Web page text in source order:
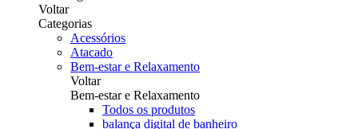
Voltar
Categorias
Acessórios
Atacado
Bem-estar e Relaxamento
Voltar
Bem-estar e Relaxamento
Todos os produtos
balança digital de banheiro